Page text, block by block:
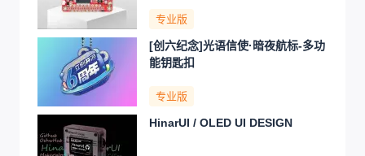
专业版
[创六纪念]光语信使·暗夜航标-多功
能钥匙扣
专业版
HinarUI / OLED UI DESIGN